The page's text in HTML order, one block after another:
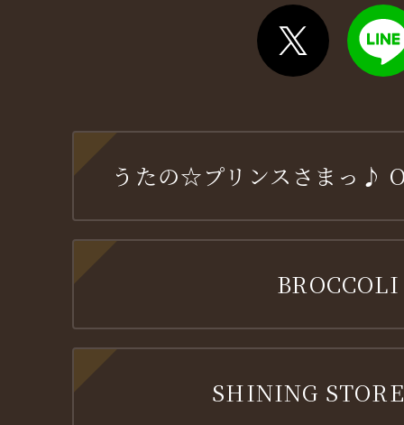
うたの☆プリンスさまっ♪
BROCCOLI
SHINING